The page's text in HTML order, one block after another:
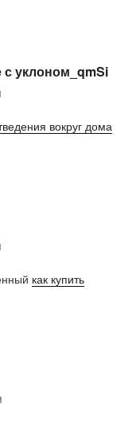
с уклоном_qmSi
вокруг дома
как купить